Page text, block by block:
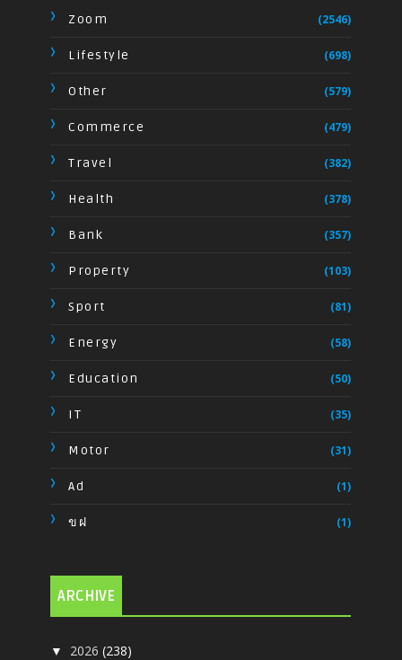
Zoom (2546)
Lifestyle (698)
Other (579)
Commerce (479)
Travel (382)
Health (378)
Bank (357)
Property (103)
Sport (81)
Energy (58)
Education (50)
IT (35)
Motor (31)
Ad (1)
ขฝ (1)
ARCHIVE
▼ 2026(238)